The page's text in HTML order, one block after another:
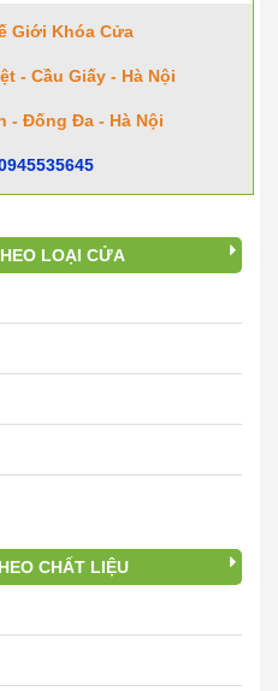
Giới Khóa Cửa
- Cầu Giấy - Hà Nội
- Đống Đa - Hà Nội
LOẠI CỬA
CHẤT LIỆU